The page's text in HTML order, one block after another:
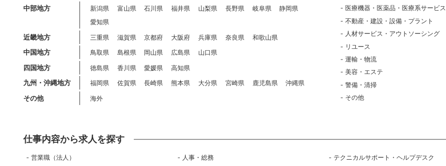
中部地方 新潟県 富山県 石川県 福井県 山梨県 長野県 岐阜県
静岡県
愛知県
近畿地方 三重県 滋賀県 京都府 大阪府 兵庫県 奈良県 和歌山県
中国地方 鳥取県 島根県 岡山県 広島県 山口県
四国地方 徳島県 香川県 愛媛県 高知県
九州・沖縄地方 福岡県 佐賀県 長崎県 熊本県 大分県 宮崎県 鹿児島県 沖縄県
その他 海外
医療機器・医薬品・医療系サービス
不動産・建設・設備・プラント
人材サービス・アウトソーシング
リユース
運輸・物流
美容・エステ
警備・清掃
その他
仕事内容から求人を探す
営業職（法人）
人事・総務
テクニカルサポート・ヘルプデスク